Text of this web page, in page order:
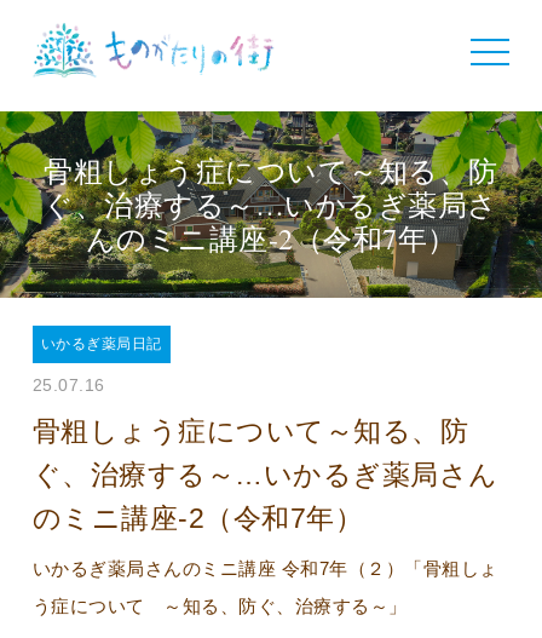
toggle
骨粗しょう症について～知る、防
ぐ、治療する～…いかるぎ薬局さ
んのミニ講座-2（令和7年）
いかるぎ薬局日記
25.07.16
骨粗しょう症について～知る、防
ぐ、治療する～…いかるぎ薬局さん
のミニ講座-2（令和7年）
いかるぎ薬局さんのミニ講座 令和7年（２）「骨粗しょ
う症について ～知る、防ぐ、治療する～」